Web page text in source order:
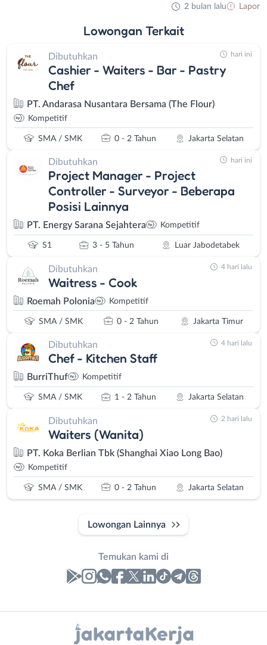
2 bulan lalu Lapor
Lowongan Terkait
Dibutuhkan
Cashier - Waiters - Bar - Pastry
Chef
PT. Andarasa Nusantara Bersama (The Flour)
Kompetitif
SMA / SMK 0 - 2 Tahun Jakarta Selatan
hari ini
Dibutuhkan
Project Manager - Project
Controller - Surveyor - Beberapa
Posisi Lainnya
PT. Energy Sarana Sejahtera Kompetitif
S1 3 - 5 Tahun Luar Jabodetabek
hari ini
Dibutuhkan
Waitress - Cook
Roemah Polonia Kompetitif
SMA / SMK 0 - 2 Tahun Jakarta Timur
4 hari lalu
Dibutuhkan
Chef - Kitchen Staff
BurriThuf Kompetitif
SMA / SMK 1 - 2 Tahun Jakarta Selatan
4 hari lalu
Dibutuhkan
Waiters (Wanita)
PT. Koka Berlian Tbk (Shanghai Xiao Long Bao)
Kompetitif
SMA / SMK 0 - 2 Tahun Jakarta Selatan
2 hari lalu
Lowongan Lainnya
Temukan kami di